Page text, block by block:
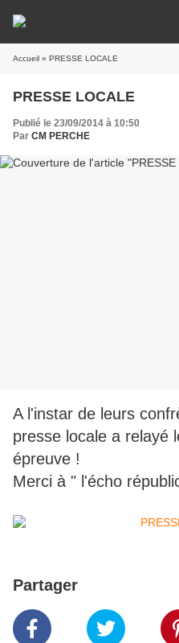
Accueil » PRESSE LOCALE
PRESSE LOCALE
Publié le 23/09/2014 à 10:50
Par CM PERCHE
A l'instar de leurs
presse locale a relayé
épreuve !
Merci à " l'écho
Partager